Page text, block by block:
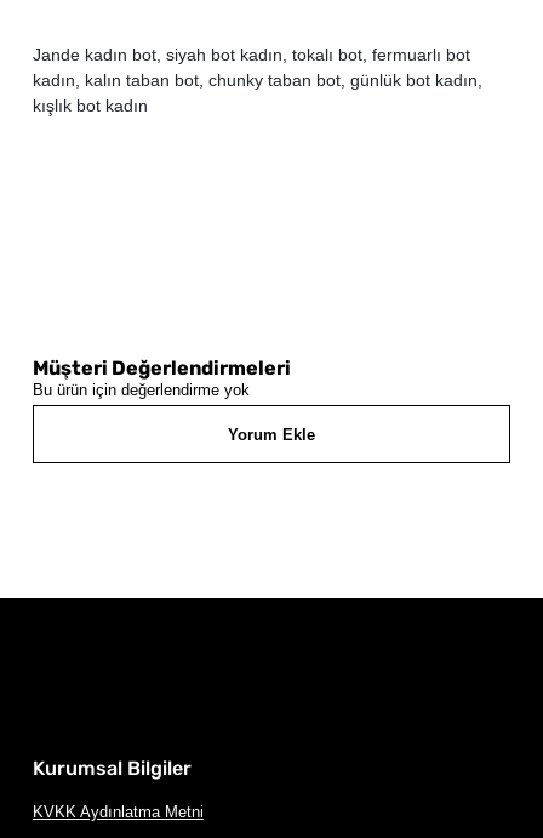
Jande kadın bot, siyah bot kadın, tokalı bot, fermuarlı bot
kadın, kalın taban bot, chunky taban bot, günlük bot kadın,
kışlık bot kadın
Müşteri Değerlendirmeleri
Bu ürün için değerlendirme yok
Yorum Ekle
Kurumsal Bilgiler
KVKK Aydınlatma Metni